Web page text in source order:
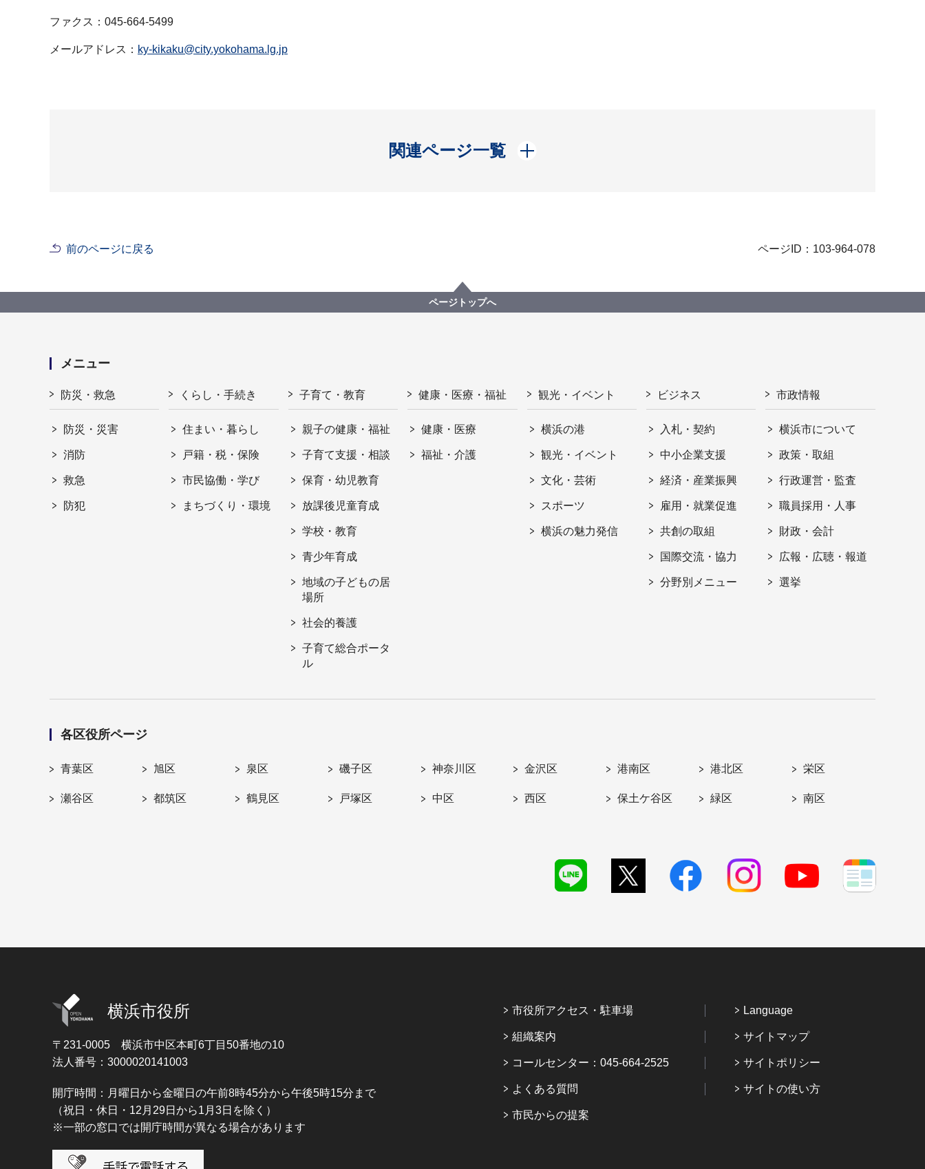
ファクス：045-664-5499
メールアドレス： ky-kikaku@city.yokohama.lg.jp
関連ページ一覧
開く
前のページに戻る ページID：103-964-078
ページトップへ
メニュー
防災・救急
防災・災害
消防
救急
防犯
くらし・手続き
住まい・暮らし
戸籍・税・保険
市民協働・学び
まちづくり・環境
子育て・教育
親子の健康・福祉
子育て支援・相談
保育・幼児教育
放課後児童育成
学校・教育
青少年育成
地域の子どもの居
場所
社会的養護
子育て総合ポータ
ル
健康・医療・福祉
健康・医療
福祉・介護
観光・イベント
横浜の港
観光・イベント
文化・芸術
スポーツ
横浜の魅力発信
ビジネス
入札・契約
中小企業支援
経済・産業振興
雇用・就業促進
共創の取組
国際交流・協力
分野別メニュー
市政情報
横浜市について
政策・取組
行政運営・監査
職員採用・人事
財政・会計
広報・広聴・報道
選挙
各区役所ページ
青葉区 旭区 泉区 磯子区 神奈川区 金沢区 港南区 港北区 栄区
瀬谷区 都筑区 鶴見区 戸塚区 中区 西区 保土ケ谷区 緑区 南区
横浜市役所
〒231-0005 横浜市中区本町6丁目50番地の10
法人番号：3000020141003
開庁時間：月曜日から金曜日の午前8時45分から午後5時15分まで
（祝日・休日・12月29日から1月3日を除く）
※一部の窓口では開庁時間が異なる場合があります
市役所アクセス・駐車場
組織案内
コールセンター：045-664-2525
よくある質問
市民からの提案
Language
サイトマップ
サイトポリシー
サイトの使い方